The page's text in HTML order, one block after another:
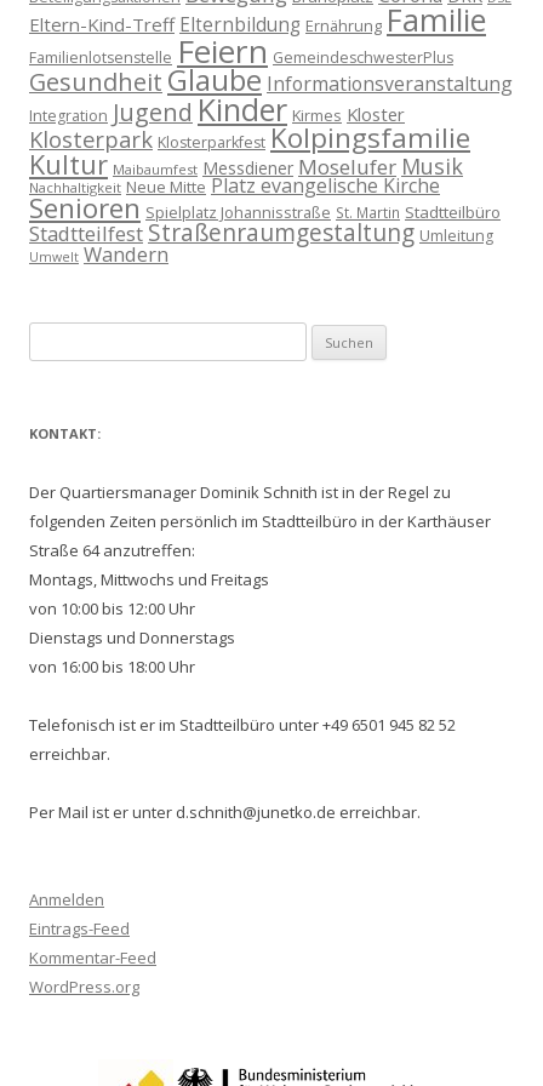
Eltern-Kind-Treff Elternbildung Ernährung Familie
Familienlotsenstelle Feiern GemeindeschwesterPlus
Gesundheit Glaube Informationsveranstaltung
Integration Jugend Kinder Kirmes Kloster
Klosterpark Klosterparkfest Kolpingsfamilie
Kultur Maibaumfest Messdiener Moselufer Musik
Nachhaltigkeit Neue Mitte Platz evangelische Kirche
Senioren Spielplatz Johannisstraße St. Martin Stadtteilbüro
Stadtteilfest Straßenraumgestaltung Umleitung
Umwelt Wandern
nach:
KONTAKT:
Der Quartiersmanager Dominik Schnith ist in der Regel zu
folgenden Zeiten persönlich im Stadtteilbüro in der Karthäuser
Straße 64 anzutreffen:
Montags, Mittwochs und Freitags
von 10:00 bis 12:00 Uhr
Dienstags und Donnerstags
von 16:00 bis 18:00 Uhr
Telefonisch ist er im Stadtteilbüro unter +49 6501 945 82 52
erreichbar.
Per Mail ist er unter d.schnith@junetko.de erreichbar.
Anmelden
Eintrags-Feed
Kommentar-Feed
WordPress.org